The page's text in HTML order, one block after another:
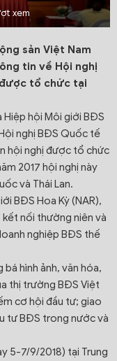
xem
sản Việt Nam
tin về Hội nghị
được tổ chức tại
Hiệp hội Môi giới BĐS
nghị BĐS Quốc tế
hội nghị được tổ chức
2017 hội nghị này
và Thái Lan.
BĐS Hoa Kỳ (NAR),
nối thường niên và
nghiệp BĐS thế
bá hình ảnh, văn hóa,
thị trường BĐS Việt
cơ hội đầu tư; giao
tư BĐS trong nước và
5-7/9/2018) tại Trung